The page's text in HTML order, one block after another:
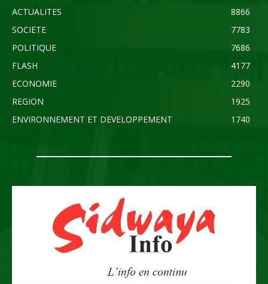
ACTUALITES
8866
SOCIETE
7783
POLITIQUE
7686
FLASH
4177
ECONOMIE
2290
REGION
1925
ENVIRONNEMENT ET DEVELOPPEMENT
1740